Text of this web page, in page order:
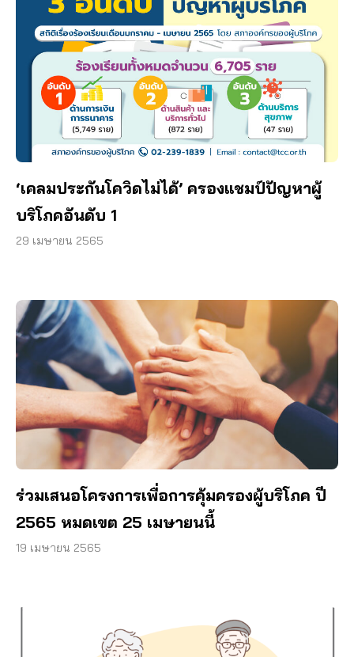
‘เคลมประกันโควิดไม่ได้’ ครองแชมป์ปัญหาผู้
บริโภคอันดับ 1
29 เมษายน 2565
ร่วมเสนอโครงการเพื่อการคุ้มครองผู้บริโภค ปี
2565 หมดเขต 25 เมษายนนี้
19 เมษายน 2565